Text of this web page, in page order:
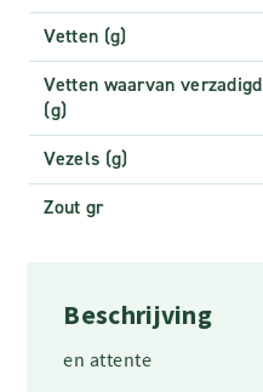
Vetten (g)
Vetten waarvan verzadigd
(g)
Vezels (g)
Zout gr
Beschrijving
en attente